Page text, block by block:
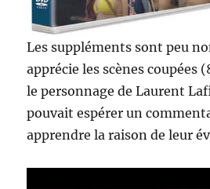
Les suppléments sont peu
apprécie les scènes coupées
le personnage de Laurent
pouvait espérer un
apprendre la raison de leur